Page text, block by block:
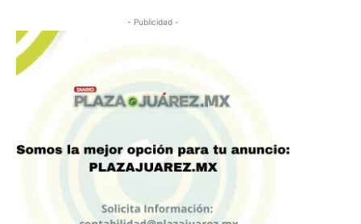
- Publicidad -